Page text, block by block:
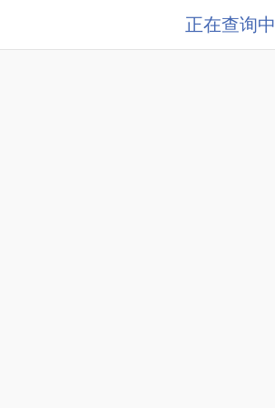
正在查询中